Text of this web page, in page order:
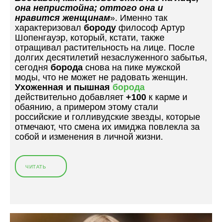
О
В
У
С
А
Ч
Е
Й
И
Б
О
Р
О
Д
Ч
Й
она непристойна; оттого она и
нравится женщинам». Именно так
характеризовал бороду философ Артур
Шопенгауэр, который, кстати, также
отращивал растительность на лице. После
долгих десятилетий незаслуженного забытья,
сегодня борода снова на пике мужской
моды, что не может не радовать женщин.
Ухоженная и пышная борода
действительно добавляет +100 к карме и
обаянию, а примером этому стали
российские и голливудские звезды, которые
отмечают, что смена их имиджа повлекла за
собой и изменения в личной жизни.
ЧИТАТЬ
Ч